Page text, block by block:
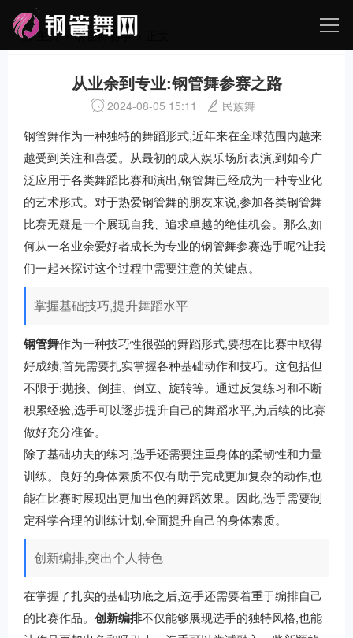
主页>钢管舞赛事> 正文
从业余到专业:钢管舞参赛之路
2024-08-05 15:11 民族舞
钢管舞作为一种独特的舞蹈形式,近年来在全球范围内越来
越受到关注和喜爱。从最初的成人娱乐场所表演,到如今广
泛应用于各类舞蹈比赛和演出,钢管舞已经成为一种专业化
的艺术形式。对于热爱钢管舞的朋友来说,参加各类钢管舞
比赛无疑是一个展现自我、追求卓越的绝佳机会。那么,如
何从一名业余爱好者成长为专业的钢管舞参赛选手呢?让我
们一起来探讨这个过程中需要注意的关键点。
掌握基础技巧,提升舞蹈水平
钢管舞作为一种技巧性很强的舞蹈形式,要想在比赛中取得
好成绩,首先需要扎实掌握各种基础动作和技巧。这包括但
不限于:抛接、倒挂、倒立、旋转等。通过反复练习和不断
积累经验,选手可以逐步提升自己的舞蹈水平,为后续的比赛
做好充分准备。
除了基础功夫的练习,选手还需要注重身体的柔韧性和力量
训练。良好的身体素质不仅有助于完成更加复杂的动作,也
能在比赛时展现出更加出色的舞蹈效果。因此,选手需要制
定科学合理的训练计划,全面提升自己的身体素质。
创新编排,突出个人特色
在掌握了扎实的基础功底之后,选手还需要着重于编排自己
的比赛作品。 创新编排不仅能够展现选手的独特风格,也能